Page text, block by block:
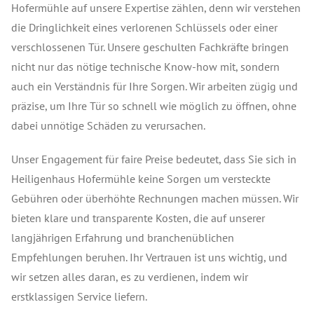
Hofermühle auf unsere Expertise zählen, denn wir verstehen
die Dringlichkeit eines verlorenen Schlüssels oder einer
verschlossenen Tür. Unsere geschulten Fachkräfte bringen
nicht nur das nötige technische Know-how mit, sondern
auch ein Verständnis für Ihre Sorgen. Wir arbeiten zügig und
präzise, um Ihre Tür so schnell wie möglich zu öffnen, ohne
dabei unnötige Schäden zu verursachen.
Unser Engagement für faire Preise bedeutet, dass Sie sich in
Heiligenhaus Hofermühle keine Sorgen um versteckte
Gebühren oder überhöhte Rechnungen machen müssen. Wir
bieten klare und transparente Kosten, die auf unserer
langjährigen Erfahrung und branchenüblichen
Empfehlungen beruhen. Ihr Vertrauen ist uns wichtig, und
wir setzen alles daran, es zu verdienen, indem wir
erstklassigen Service liefern.